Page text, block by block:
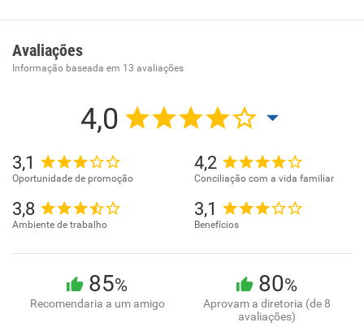
Avaliações
Informação baseada em 13 avaliações
4,0
3,1
Oportunidade de promoção
4,2
Conciliação com a vida familiar
3,8
Ambiente de trabalho
3,1
Benefícios
85%
Recomendaria a um amigo
80%
Aprovam a diretoria (de 8
avaliações)